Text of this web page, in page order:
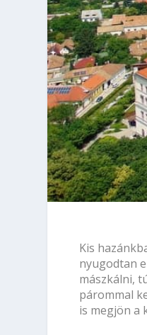
Kis
nyugodtan
mászkálni,
párommal
is megjön a